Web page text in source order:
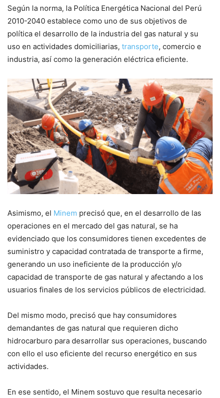
Según la norma, la Política Energética Nacional del Perú
2010-2040 establece como uno de sus objetivos de
política el desarrollo de la industria del gas natural y su
uso en actividades domiciliarias, transporte, comercio e
industria, así como la generación eléctrica eficiente.
Asimismo, el Minem precisó que, en el desarrollo de las
operaciones en el mercado del gas natural, se ha
evidenciado que los consumidores tienen excedentes de
suministro y capacidad contratada de transporte a firme,
generando un uso ineficiente de la producción y/o
capacidad de transporte de gas natural y afectando a los
usuarios finales de los servicios públicos de electricidad.
Del mismo modo, precisó que hay consumidores
demandantes de gas natural que requieren dicho
hidrocarburo para desarrollar sus operaciones, buscando
con ello el uso eficiente del recurso energético en sus
actividades.
En ese sentido, el Minem sostuvo que resulta necesario